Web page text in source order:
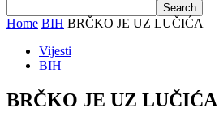
Home BIH BRČKO JE UZ LUČIĆA
Vijesti
BIH
BRČKO JE UZ LUČIĆA